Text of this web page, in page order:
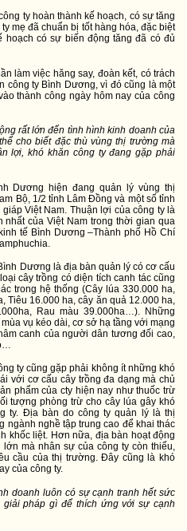
ty hoàn thành kế hoạch, có sự tăng
mẹ đã chuẩn bị tốt hàng hóa, đặc biệt
hoạch có sự biến động tăng đã có đủ
làm việc hăng say, đoàn kết, có trách
công ty Bình Dương, vì đó cũng là một
thành công ngày hôm nay của công
rất lớn đến tình hình kinh doanh của
cho biết đặc thù vùng thị trường mà
lợi, khó khăn công ty đang gặp phải
Dương hiện đang quản lý vùng thị
Bộ, 1/2 tỉnh Lâm Đồng và một số tỉnh
giáp Việt Nam . Thuận lợi của công ty là
của Việt Nam trong thời gian qua
tế Bình Dương –Thành phố Hồ Chí
Dương là địa bàn quản lý có cơ cấu
cây trồng có diện tích canh tác cũng
trong hệ thống (Cây lúa 330.000 ha,
Tiêu 16.000 ha, cây ăn quả 12.000 ha,
Rau màu 39.000ha…). Những
vụ kéo dài, cơ sở hạ tầng với mạng
canh của người dân tương đối cao,
ty cũng gặp phải không ít những khó
với cơ cấu cây trồng đa dạng mà chủ
phẩm của cty hiện nay như thuốc trừ
tượng phòng trừ cho cây lúa gây khó
ty. Địa bàn do công ty quản lý là thị
ngành nghề tập trung cao để khai thác
khốc liệt. Hơn nữa, địa bàn hoạt động
mà nhân sự của công ty còn thiếu,
cầu của thị trường. Đây cũng là khó
của công ty.
doanh luôn có sự cạnh tranh hết sức
pháp gì để thích ứng với sự cạnh